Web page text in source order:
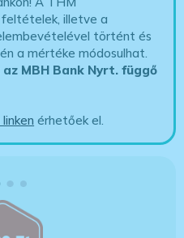
illetve a
történt és
a mértéke módosulhat.
az MBH Bank Nyrt. függő
érhetőek el.